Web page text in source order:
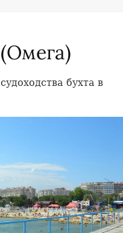
бухта в